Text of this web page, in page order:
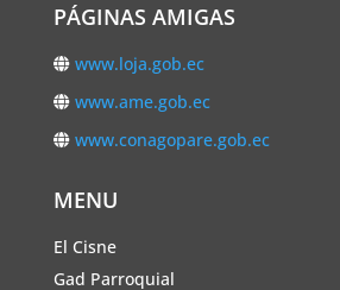
PÁGINAS AMIGAS
www.loja.gob.ec
www.ame.gob.ec
www.conagopare.gob.ec
MENU
El Cisne
Gad Parroquial